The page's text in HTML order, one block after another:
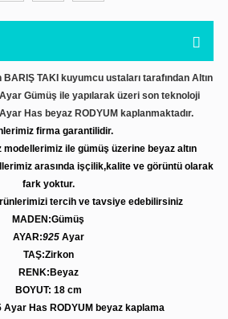
TAKI kuyumcu ustaları tarafından Altın
Gümüş ile yapılarak üzeri son teknoloji
Has beyaz RODYUM kaplanmaktadır.
firma garantilidir.
modellerimiz ile gümüş üzerine beyaz altın
arasında işçilik,kalite ve görüntü olarak
fark yoktur.
tercih ve tavsiye edebilirsiniz
MADEN:Gümüş
AYAR:925 Ayar
TAŞ:Zirkon
RENK:Beyaz
BOYUT: 18 cm
Ayar Has RODYUM beyaz kaplama